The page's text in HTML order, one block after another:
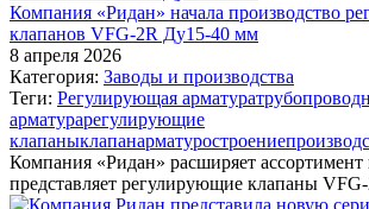
Компания «Ридан» начала производство
клапанов VFG-2R Ду15‑40 мм
8 апреля 2026
Категория: Заводы и производства
Теги: Регулирующая арматура
арматурарегулирующие
клапаныклапанарматуростроение
Компания «Ридан» расширяет
представляет регулирующие клапаны